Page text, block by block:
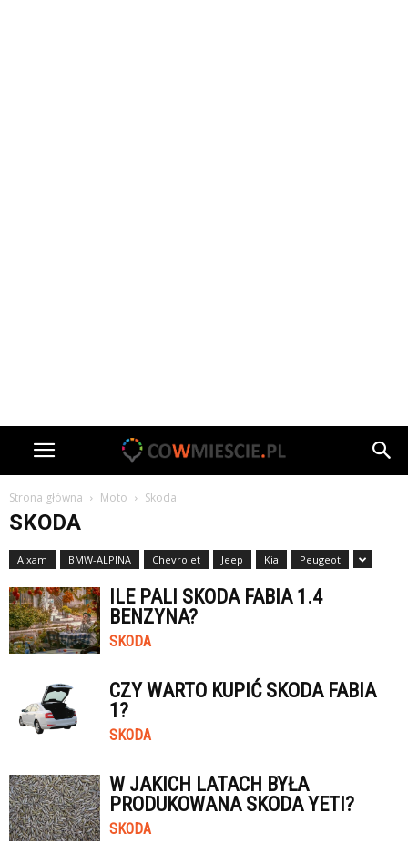
Strona główna Moto Skoda
SKODA
Aixam BMW-ALPINA Chevrolet Jeep Kia Peugeot
ILE PALI SKODA FABIA 1.4
BENZYNA?
SKODA
CZY WARTO KUPIĆ SKODA FABIA
1?
SKODA
W JAKICH LATACH BYŁA
PRODUKOWANA SKODA YETI?
SKODA